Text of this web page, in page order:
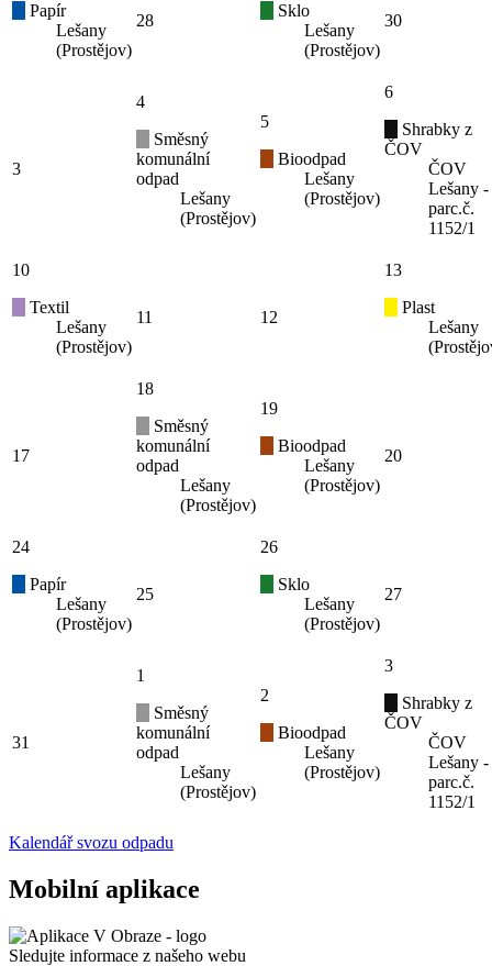
Papír
Lešany
(Prostějov)
28
Sklo
Lešany
(Prostějov)
30
3
4
Směsný
komunální
odpad
Lešany
(Prostějov)
5
Bioodpad
Lešany
(Prostějov)
6
Shrabky z
ČOV
ČOV
Lešany -
parc.č.
1152/1
10
Textil
Lešany
(Prostějov)
11 12
13
Plast
Lešany
17
18
Směsný
komunální
odpad
Lešany
(Prostějov)
19
Bioodpad
Lešany
(Prostějov)
20
24
Papír
Lešany
(Prostějov)
25
26
Sklo
Lešany
(Prostějov)
27
31
1
Směsný
komunální
odpad
Lešany
(Prostějov)
2
Bioodpad
Lešany
(Prostějov)
3
Shrabky z
ČOV
ČOV
Lešany -
parc.č.
1152/1
Kalendář svozu odpadu
Mobilní aplikace
Sledujte informace z našeho webu